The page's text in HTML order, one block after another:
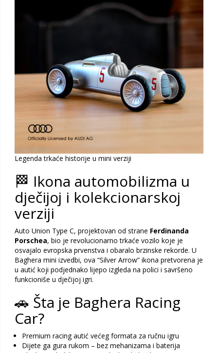
Legenda trkaće historije u mini verziji
🏁 Ikona automobilizma u
dječijoj i kolekcionarskoj
verziji
Auto Union Type C, projektovan od strane Ferdinanda
Porschea, bio je revolucionarno trkaće vozilo koje je
osvajalo evropska prvenstva i obaralo brzinske rekorde. U
Baghera mini izvedbi, ova “Silver Arrow” ikona pretvorena je
u autić koji podjednako lijepo izgleda na polici i savršeno
funkcioniše u dječijoj igri.
🚗 Šta je Baghera Racing
Car?
Premium racing autić većeg formata za ručnu igru
Dijete ga gura rukom – bez mehanizama i baterija